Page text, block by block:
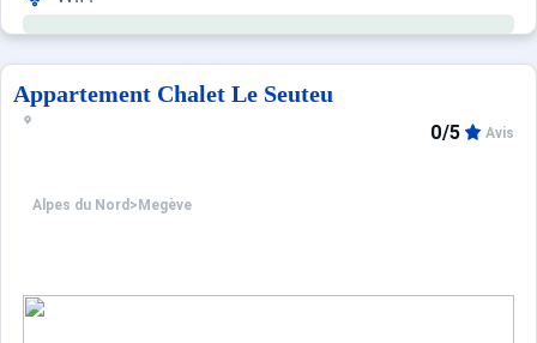
Appartement Chalet Le Seuteu
Alpes du Nord > Megève
0/5 Avis